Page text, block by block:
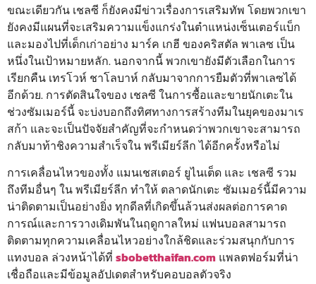
ขณะเดียวกัน เชลซี ก็ยังคงมีข่าวเรื่องการเสริมทัพ โดยพวกเขา
ยังคงมีแผนที่จะเสริมความแข็งแกร่งในตำแหน่งเซ็นเตอร์แบ็ก
และมองไปที่เด็กเก่าอย่าง มาร์ค เกฮี ของคริสตัล พาเลซ เป็น
หนึ่งในเป้าหมายหลัก. นอกจากนี้ พวกเขายังมีตัวเลือกในการ
เรียกคืน เทรโวห์ ชาโลบาห์ กลับมาจากการยืมตัวที่พาเลซได้
อีกด้วย. การตัดสินใจของ เชลซี ในการซื้อและขายนักเตะใน
ช่วงซัมเมอร์นี้ จะบ่งบอกถึงทิศทางการสร้างทีมในยุคของมาเร
สก้า และจะเป็นปัจจัยสำคัญที่จะกำหนดว่าพวกเขาจะสามารถ
กลับมาท้าชิงความสำเร็จใน พรีเมียร์ลีก ได้อีกครั้งหรือไม่
การเคลื่อนไหวของทั้ง แมนเชสเตอร์ ยูไนเต็ด และ เชลซี รวม
ถึงทีมอื่นๆ ใน พรีเมียร์ลีก ทำให้ ตลาดนักเตะ ซัมเมอร์นี้มีความ
น่าติดตามเป็นอย่างยิ่ง ทุกดีลที่เกิดขึ้นล้วนส่งผลต่อการคาด
การณ์และการวางเดิมพันในฤดูกาลใหม่ แฟนบอลสามารถ
ติดตามทุกความเคลื่อนไหวอย่างใกล้ชิดและร่วมสนุกกับการ
แทงบอล ล่วงหน้าได้ที่ sbobetthaifan.com แพลตฟอร์มที่น่า
เชื่อถือและมีข้อมูลอัปเดตสำหรับคอบอลตัวจริง